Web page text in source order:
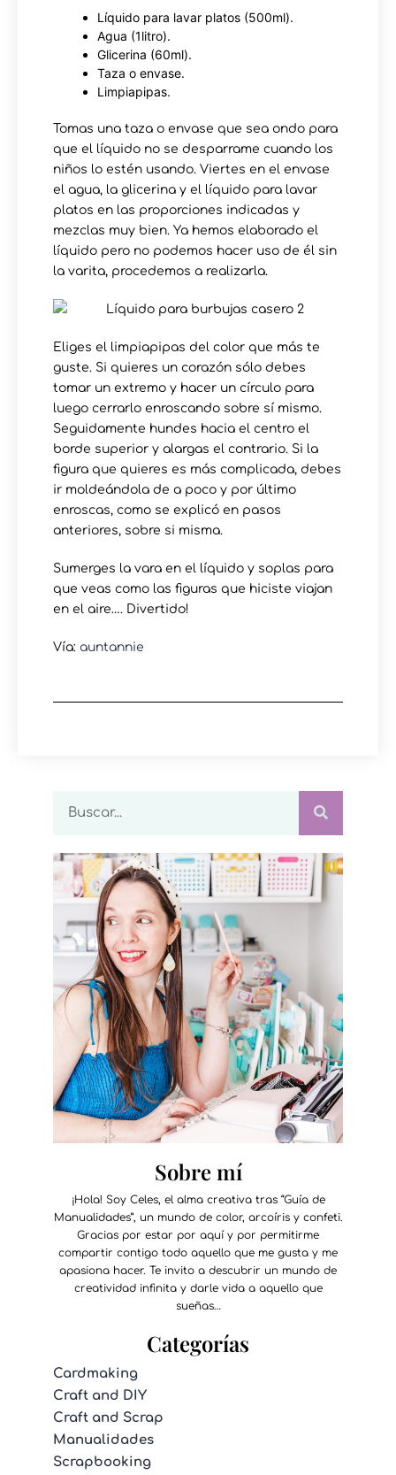
Líquido para lavar platos (500ml).
Agua (1litro).
Glicerina (60ml).
Taza o envase.
Limpiapipas.
Tomas una taza o envase que sea ondo para
que el líquido no se desparrame cuando los
niños lo estén usando. Viertes en el envase
el agua, la glicerina y el líquido para lavar
platos en las proporciones indicadas y
mezclas muy bien. Ya hemos elaborado el
líquido pero no podemos hacer uso de él sin
la varita, procedemos a realizarla.
Eliges el limpiapipas del color que más te
guste. Si quieres un corazón sólo debes
tomar un extremo y hacer un círculo para
luego cerrarlo enroscando sobre sí mismo.
Seguidamente hundes hacia el centro el
borde superior y alargas el contrario. Si la
figura que quieres es más complicada, debes
ir moldeándola de a poco y por último
enroscas, como se explicó en pasos
anteriores, sobre si misma.
Sumerges la vara en el líquido y soplas para
que veas como las figuras que hiciste viajan
en el aire…. Divertido!
Vía: auntannie
Sobre mí
¡Hola! Soy Celes, el alma creativa tras “Guía de
Manualidades”, un mundo de color, arcoíris y confeti.
Gracias por estar por aquí y por permitirme
compartir contigo todo aquello que me gusta y me
apasiona hacer. Te invito a descubrir un mundo de
creatividad infinita y darle vida a aquello que
sueñas…
Categorías
Cardmaking
Craft and DIY
Craft and Scrap
Manualidades
Scrapbooking